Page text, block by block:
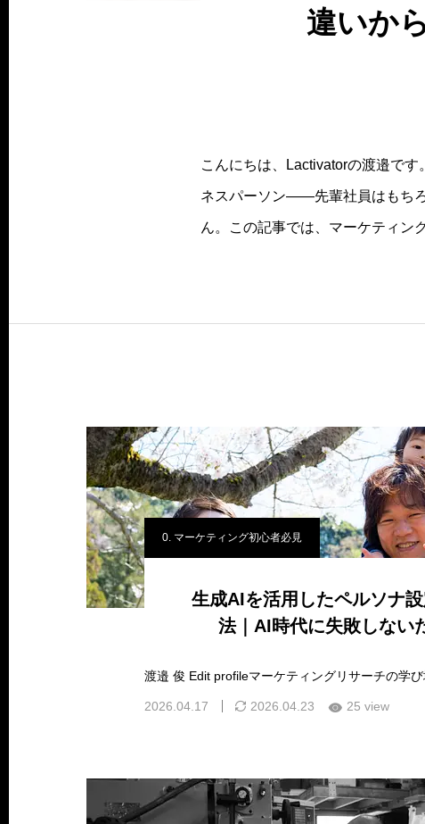
違いか
こんにちは、Lactivatorの渡邉で
ネスパーソン——先輩社員はもち
ん。この記事では、マーケティン
0. マーケティング初心者必見
生成AIを活用したペルソナ
法｜AI時代に失敗しない
2026.04.17 2026.04.23 25 view